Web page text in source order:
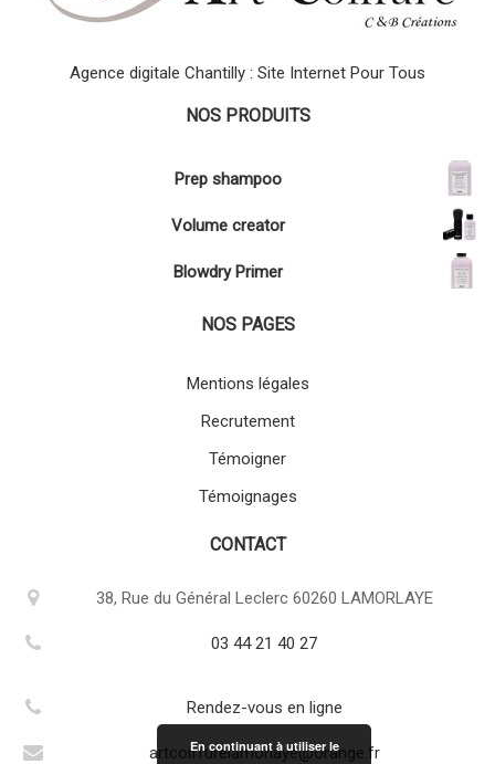
Agence digitale Chantilly : Site Internet Pour Tous
NOS PRODUITS
Prep shampoo
Volume creator
Blowdry Primer
NOS PAGES
Mentions légales
Recrutement
Témoigner
Témoignages
CONTACT
38, Rue du Général Leclerc 60260 LAMORLAYE
03 44 21 40 27
Rendez-vous en ligne
artcoiffurelamorlaye@orange.fr
En continuant à utiliser le